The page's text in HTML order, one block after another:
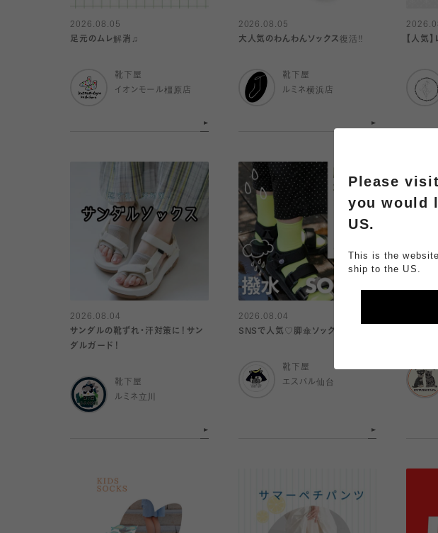
2026.08.05
足元のムレ解消♫
靴下屋
イオンモール橿原店
2026.08.05
大人気のわんわんソックス復活‼️
靴下屋
ルミネ横浜店
【人気
2026.08.04
サンダルの靴ずれ・汗対策に！サン
ダルガード！
靴下屋
ルミネ立川
2026.08.04
SNSで人気♡脚傘ソックスって？
靴下屋
エスパル仙台
Please visit
you would
US.
This is the
ship to the US.